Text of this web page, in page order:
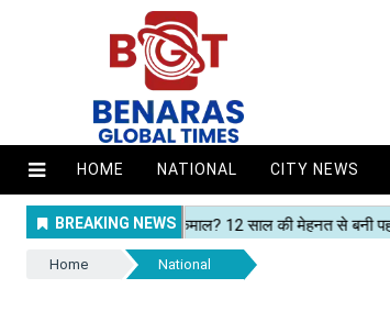
HOME NATIONAL CITY NEWS
Home National